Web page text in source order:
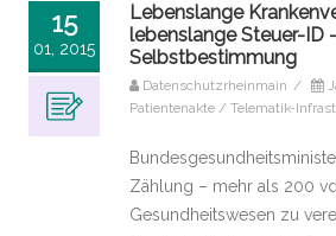
15
01, 2015
Lebenslange
lebenslange Steuer-ID
Selbstbestimmung
Datenschutzrheinmain /
Patientenakte / Telematik-
Zählung – mehr als 200
Gesundheitswesen zu